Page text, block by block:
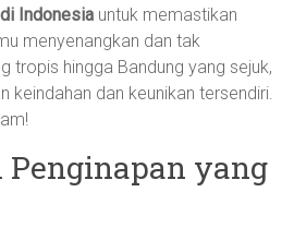
Indonesia untuk memastikan
menyenangkan dan tak
tropis hingga Bandung yang sejuk,
keindahan dan keunikan tersendiri.
yang